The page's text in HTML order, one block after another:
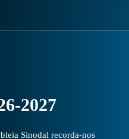
2027
Sinodal recorda-nos